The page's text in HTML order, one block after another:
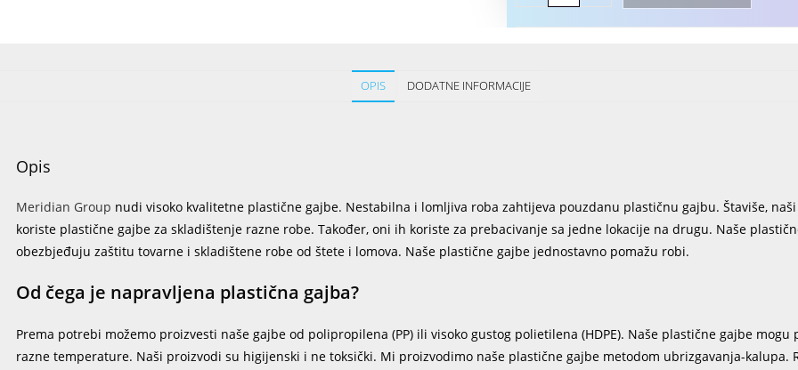
OPIS DODATNE INFORMACIJE
Opis
Meridian Group nudi visoko kvalitetne plastične gajbe. Nestabilna i lomljiva roba zahtijeva pouzdanu plastičnu gajbu. Štaviše,
koriste plastične gajbe za skladištenje razne robe. Također, oni ih koriste za prebacivanje sa jedne lokacije na drugu. Naše
obezbjeđuju zaštitu tovarne i skladištene robe od štete i lomova. Naše plastične gajbe jednostavno pomažu robi.
Od čega je napravljena plastična gajba?
Prema potrebi možemo proizvesti naše gajbe od polipropilena (PP) ili visoko gustog polietilena (HDPE). Naše plastične gajbe mogu
razne temperature. Naši proizvodi su higijenski i ne toksički. Mi proizvodimo naše plastične gajbe metodom ubrizgavanja-kalupa.